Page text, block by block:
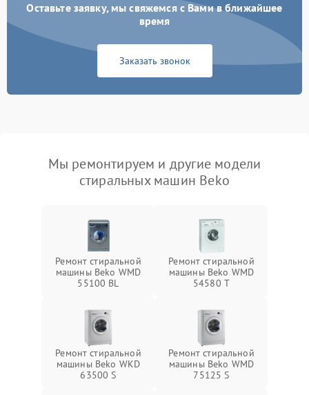
Оставьте заявку, мы свяжемся с Вами в ближайшее
время
Заказать звонок
Мы ремонтируем и другие модели
стиральных машин Beko
Ремонт стиральной
машины Beko WMD
55100 BL
Ремонт стиральной
машины Beko WMD
54580 T
Ремонт стиральной
машины Beko WKD
63500 S
Ремонт стиральной
машины Beko WMD
75125 S